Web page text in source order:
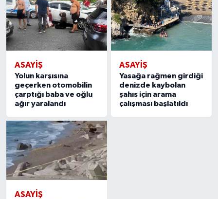
ASAYIŞ
Yolun karşısına
geçerken otomobilin
çarptığı baba ve oğlu
ağır yaralandı
ASAYIŞ
Yasağa rağmen girdiği
denizde kaybolan
şahıs için arama
çalışması başlatıldı
ASAYIŞ